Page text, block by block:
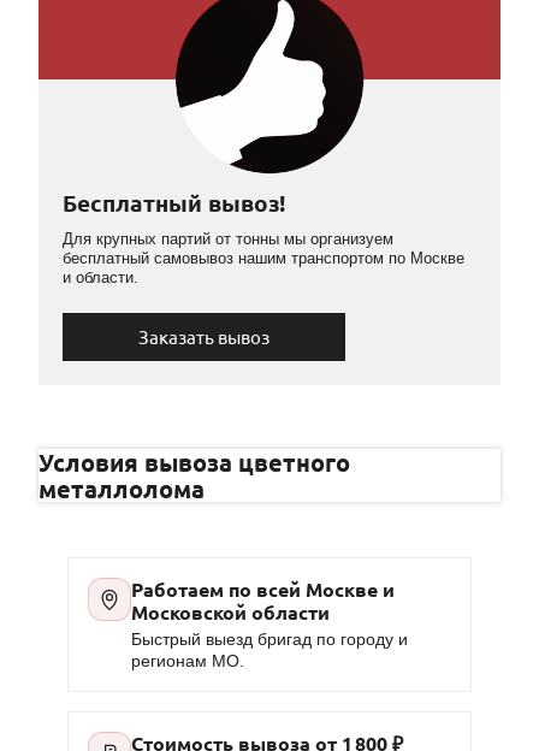
Бесплатный вывоз!
Для крупных партий от тонны мы организуем
бесплатный самовывоз нашим транспортом по Москве
и области.
Заказать вывоз
Условия вывоза цветного
металлолома
Работаем по всей Москве и
Московской области
Быстрый выезд бригад по городу и
регионам МО.
Стоимость вывоза от 1 800 ₽